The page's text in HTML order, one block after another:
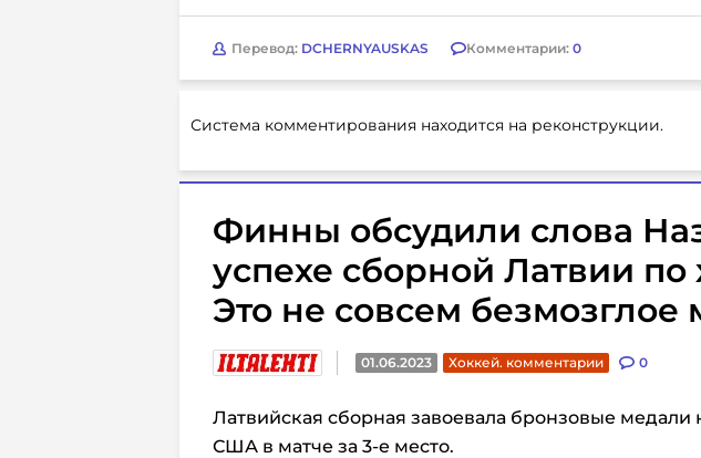
Перевод: DCHERNYAUSKAS Комментарии: 0
Система комментирования находится на реконструкции.
Финны обсудили слова
успехе сборной Латвии по
Это не совсем безмозглое
01.06.2023 Хоккей. комментарии 0
Латвийская сборная завоевала бронзовые медали
США в матче за 3-е место.